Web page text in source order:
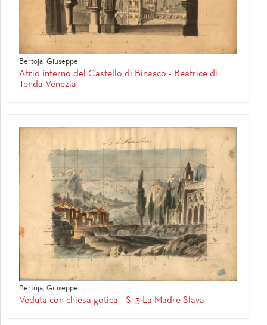
Bertoja, Giuseppe
Atrio interno del Castello di Binasco - Beatrice di
Tenda Venezia
Bertoja, Giuseppe
Veduta con chiesa gotica - S. 3 La Madre Slava